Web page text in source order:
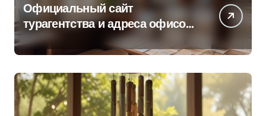
Официальный сайт
турагентства и адреса офисов
продаж по регионам